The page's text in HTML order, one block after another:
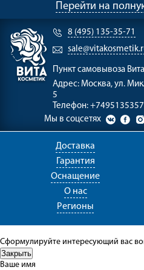
Перейти на
8 (495) 135-35-71
Пункт самовывоза
Адрес: Москва, ул.
5
Телефон:
Мы в соцсетях
Доставка
Гарантия
Оснащение
О нас
Регионы
Сформулируйте интересующий вас
Ваше имя